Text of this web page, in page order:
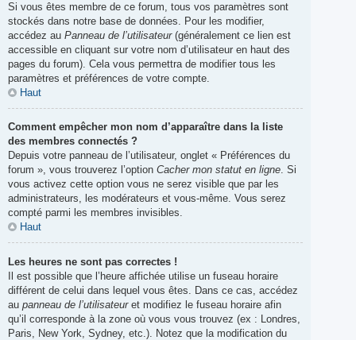
Si vous êtes membre de ce forum, tous vos paramètres sont
stockés dans notre base de données. Pour les modifier,
accédez au Panneau de l’utilisateur(généralement ce lien est
accessible en cliquant sur votre nom d’utilisateur en haut des
pages du forum). Cela vous permettra de modifier tous les
paramètres et préférences de votre compte.
Haut
Comment empêcher mon nom d’apparaître dans la liste
des membres connectés ?
Depuis votre panneau de l’utilisateur, onglet « Préférences du
forum », vous trouverez l’option Cacher mon statut en ligne. Si
vous activez cette option vous ne serez visible que par les
administrateurs, les modérateurs et vous-même. Vous serez
compté parmi les membres invisibles.
Haut
Les heures ne sont pas correctes !
Il est possible que l’heure affichée utilise un fuseau horaire
différent de celui dans lequel vous êtes. Dans ce cas, accédez
au panneau de l’utilisateuret modifiez le fuseau horaire afin
qu’il corresponde à la zone où vous vous trouvez (ex : Londres,
Paris, New York, Sydney, etc.). Notez que la modification du